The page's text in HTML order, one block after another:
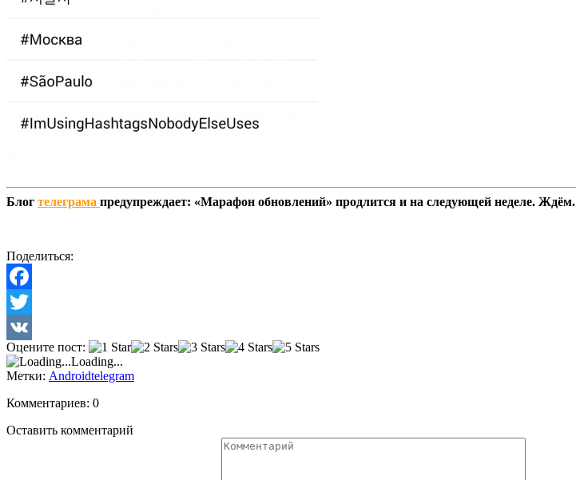
Блог телеграма предупреждает: «Марафон обновлений» продлится и на следующей неделе. Ждём.
Поделиться:
Facebook
Twitter
VK
Оцените пост:
Loading...
Метки: Androidtelegram
Комментариев: 0
Оставить комментарий